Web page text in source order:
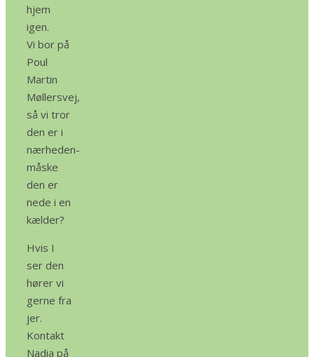
hjem
igen.
Vi bor på
Poul
Martin
Møllersvej,
så vi tror
den er i
nærheden-
måske
den er
nede i en
kælder?
Hvis I
ser den
hører vi
gerne fra
jer.
Kontakt
Nadia på